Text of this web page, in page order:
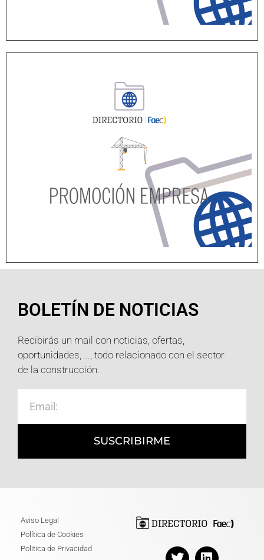
BOLETÍN DE NOTICIAS
Recibirás un mail con noticias, ofertas,
oportunidades, …, todo relacionado con el sector
de la construcción.
SUSCRIBIRME
Aviso Legal
Política de Cookies
Politica de Privacidad